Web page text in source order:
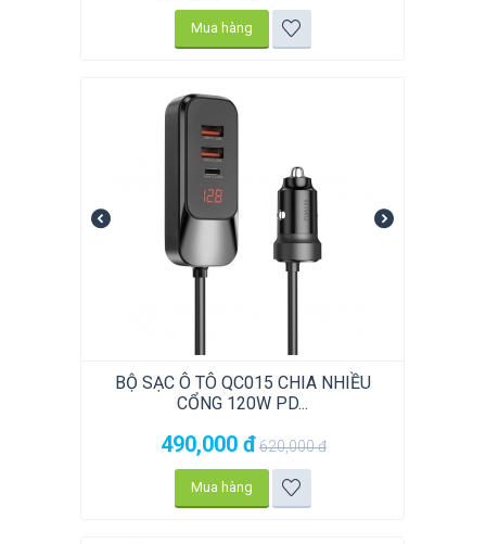
Mua hàng
BỘ SẠC Ô TÔ QC015 CHIA NHIỀU
CỔNG 120W PD...
490,000 đ620,000đ
Mua hàng